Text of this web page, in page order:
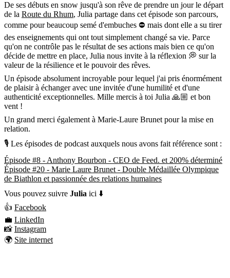
De ses débuts en snow jusqu'à son rêve de prendre un jour le départ
de la Route du Rhum, Julia partage dans cet épisode son parcours,
comme pour beaucoup semé d'embuches ⛔️ mais dont elle a su tirer
des enseignements qui ont tout simplement changé sa vie. Parce
qu'on ne contrôle pas le résultat de ses actions mais bien ce qu'on
décide de mettre en place, Julia nous invite à la réflexion 💭 sur la
valeur de la résilience et le pouvoir des rêves.
Un épisode absolument incroyable pour lequel j'ai pris énormément
de plaisir à échanger avec une invitée d'une humilité et d'une
authenticité exceptionnelles. Mille mercis à toi Julia 🙏🏼 et bon
vent !
Un grand merci également à Marie-Laure Brunet pour la mise en
relation.
🎙 Les épisodes de podcast auxquels nous avons fait référence sont :
Épisode #8 - Anthony Bourbon - CEO de Feed. et 200% déterminé
Épisode #20 - Marie Laure Brunet - Double Médaillée Olympique
de Biathlon et passionnée des relations humaines
Vous pouvez suivre Julia ici ⬇️
👍 Facebook
💼 LinkedIn
📸 Instagram
🌍 Site internet